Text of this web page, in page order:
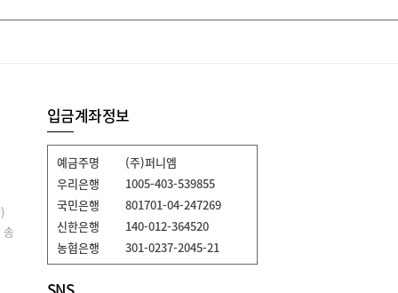
입금계좌정보
예금주명
(주)퍼니엠
우리은행
1005-403-539855
국민은행
801701-04-247269
신한은행
140-012-364520
농협은행
301-0237-2045-21